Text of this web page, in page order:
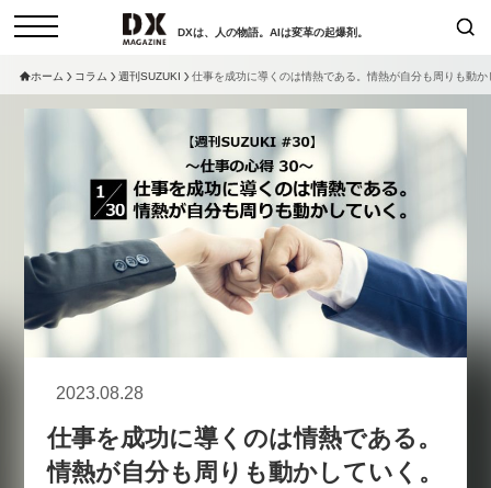
DXは、人の物語。AIは変革の起爆剤。
インタビュー
ニュース
サービスメニュー 日本オムニチャネル協会
トップページ
特集
動画
サイトマップ
お問い合わせ
採用情報
検索
現在開催予定のセミナー
セミナー
【8/12開催】「イノベーションを
数値化する」～投資される事業の
2026-06-10
ホーム コラム 週刊SUZUKI 仕事を成功に導くのは情熱である。情熱が自分も周りも動
2023.08.28
仕事を成功に導くのは情熱である。
情熱が自分も周りも動かしていく。